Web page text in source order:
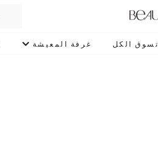
تسوق الكل غرفة المعيشة